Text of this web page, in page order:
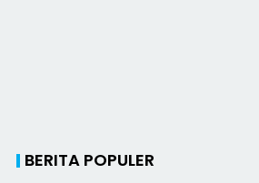
BERITA POPULER